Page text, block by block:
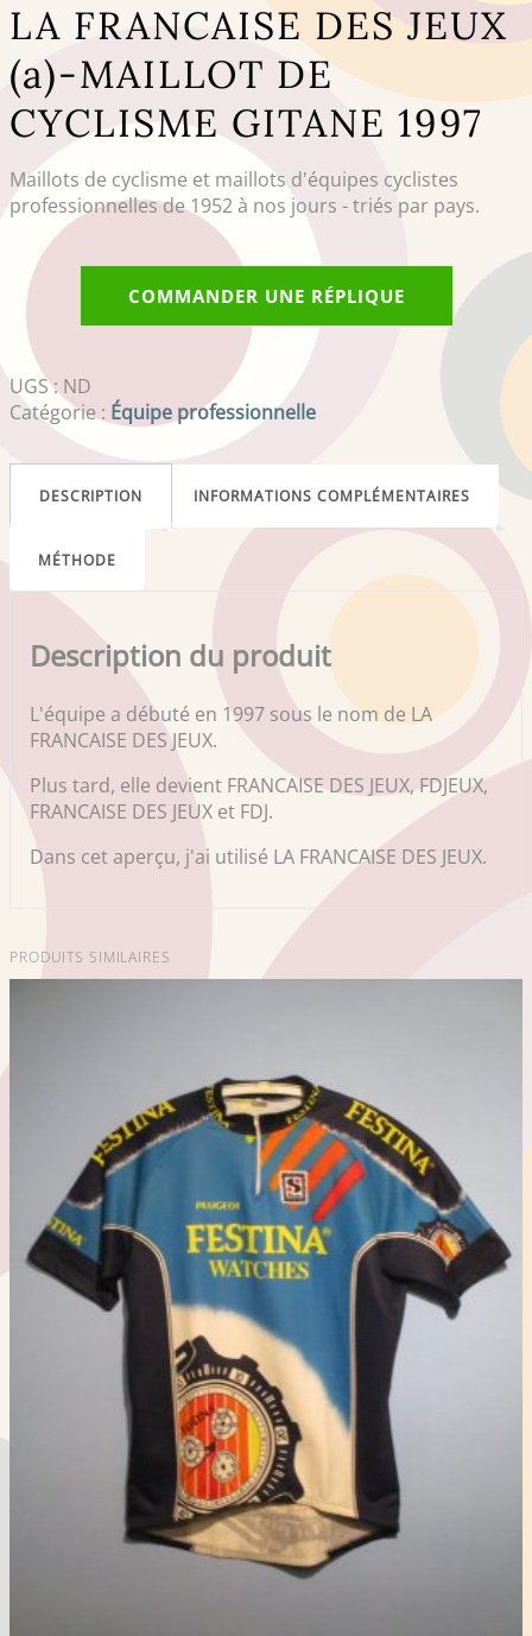
LA FRANCAISE DES JEUX
(a)-MAILLOT DE
CYCLISME GITANE 1997
Maillots de cyclisme et maillots d'équipes cyclistes
professionnelles de 1952 à nos jours - triés par pays.
COMMANDER UNE RÉPLIQUE
UGS : ND
Catégorie : Équipe professionnelle
DESCRIPTION INFORMATIONS COMPLÉMENTAIRES
MÉTHODE
Description du produit
L'équipe a débuté en 1997 sous le nom de LA
FRANCAISE DES JEUX.
Plus tard, elle devient FRANCAISE DES JEUX, FDJEUX,
FRANCAISE DES JEUX et FDJ.
Dans cet aperçu, j'ai utilisé LA FRANCAISE DES JEUX.
PRODUITS SIMILAIRES